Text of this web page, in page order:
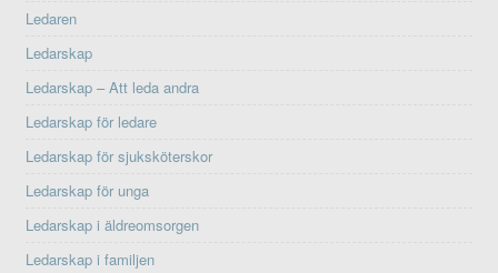
Ledaren
Ledarskap
Ledarskap – Att leda andra
Ledarskap för ledare
Ledarskap för sjuksköterskor
Ledarskap för unga
Ledarskap i äldreomsorgen
Ledarskap i familjen